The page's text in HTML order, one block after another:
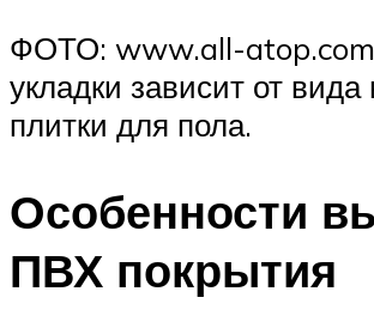
ФОТО: www.all-
укладки зависит от
плитки для пола.
Особенности
ПВХ покрытия